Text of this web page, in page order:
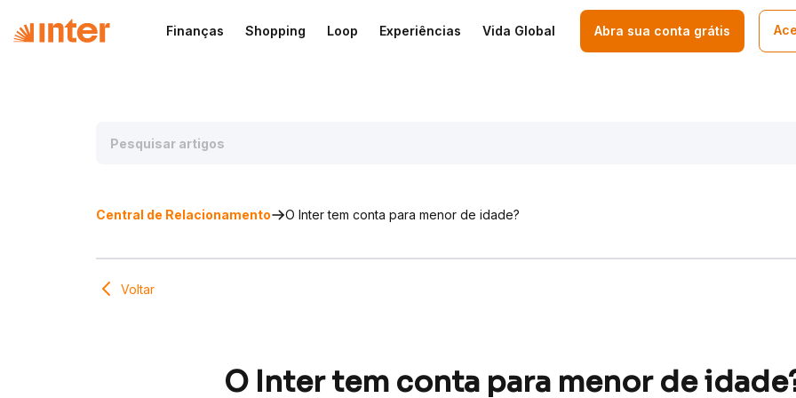
Finanças Shopping Loop Experiências Vida Global Abra sua conta grátis
Central de Relacionamento O Inter tem conta para menor de idade?
Voltar
O Inter tem conta para menor de